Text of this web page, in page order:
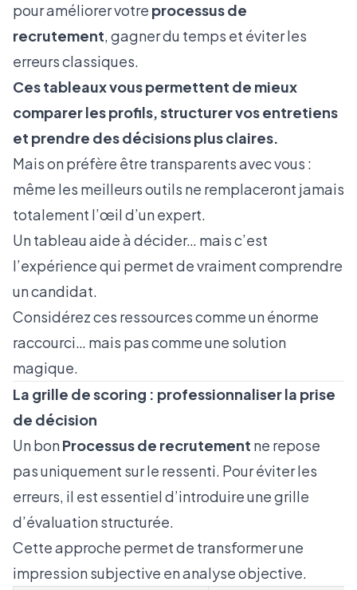
pour améliorer votre processus de
recrutement, gagner du temps et éviter les
erreurs classiques.
Ces tableaux vous permettent de mieux
comparer les profils, structurer vos entretiens
et prendre des décisions plus claires.
Mais on préfère être transparents avec vous :
même les meilleurs outils ne remplaceront jamais
totalement l’œil d’un expert.
Un tableau aide à décider… mais c’est
l’expérience qui permet de vraiment comprendre
un candidat.
Considérez ces ressources comme un énorme
raccourci… mais pas comme une solution
magique.
La grille de scoring : professionnaliser la prise
de décision
Un bonProcessus de recrutement ne repose
pas uniquement sur le ressenti. Pour éviter les
erreurs, il est essentiel d’introduire une grille
d’évaluation structurée.
Cette approche permet de transformer une
impression subjective en analyse objective.